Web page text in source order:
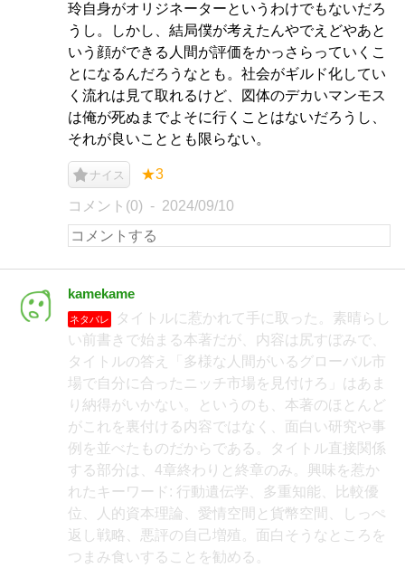
玲自身がオリジネーターというわけでもないだろ
うし。しかし、結局僕が考えたんやでえどやあと
いう顔ができる人間が評価をかっさらっていくこ
とになるんだろうなとも。社会がギルド化してい
く流れは見て取れるけど、図体のデカいマンモス
は俺が死ぬまでよそに行くことはないだろうし、
それが良いこととも限らない。
ナイス ★3
コメント(0) 2024/09/10
kamekame
ネタバレ
タイトルに惹かれて手に取った。素晴らし
い前書きで始まる本著だが、内容は尻すぼみで、
タイトルの答え「多様な人間がいるグローバル市
場で自分に合ったニッチ市場を見付けろ」はあま
り納得がいかない。というのも、本著のほとんど
がこれを裏付ける内容ではなく、面白い研究や事
例を並べたものだからである。タイトル直接関係
する部分は、4章終わりと終章のみ。興味を惹か
れたキーワード: 行動遺伝学、多重知能、比較優
位、人的資本理論、愛情空間と貨幣空間、しっぺ
返し戦略、悪評の自己増殖。面白そうなところを
つまみ食いすることを勧める。